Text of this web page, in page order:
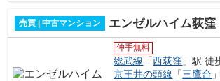
売買 | 中古マンション エンゼルハイム荻窪
仲手無料
総武線 「西荻窪 」駅 徒
京王井の頭線 「三鷹台